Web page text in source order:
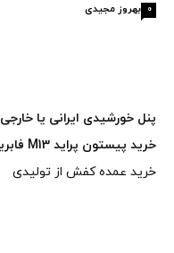
بهروز مجیدی 0
پنل خورشیدی ایرانی یا خارجی
خرید پیستون پراید M13 فابریک یورو 4
خرید عمده کفش از تولیدی